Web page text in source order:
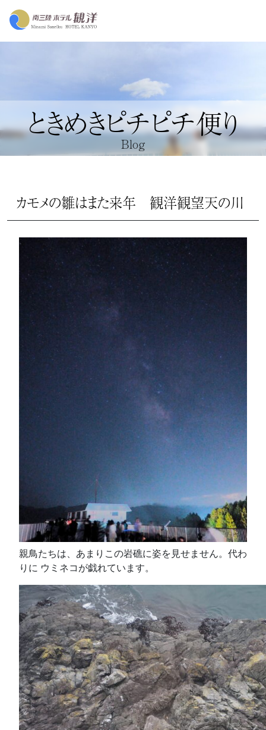
ときめきピチピチ便り
Blog
カモメの雛はまた来年 観洋観望天の川
親鳥たちは、あまりこの岩礁に姿を見せません。代わ
りに ウミネコが戯れています。